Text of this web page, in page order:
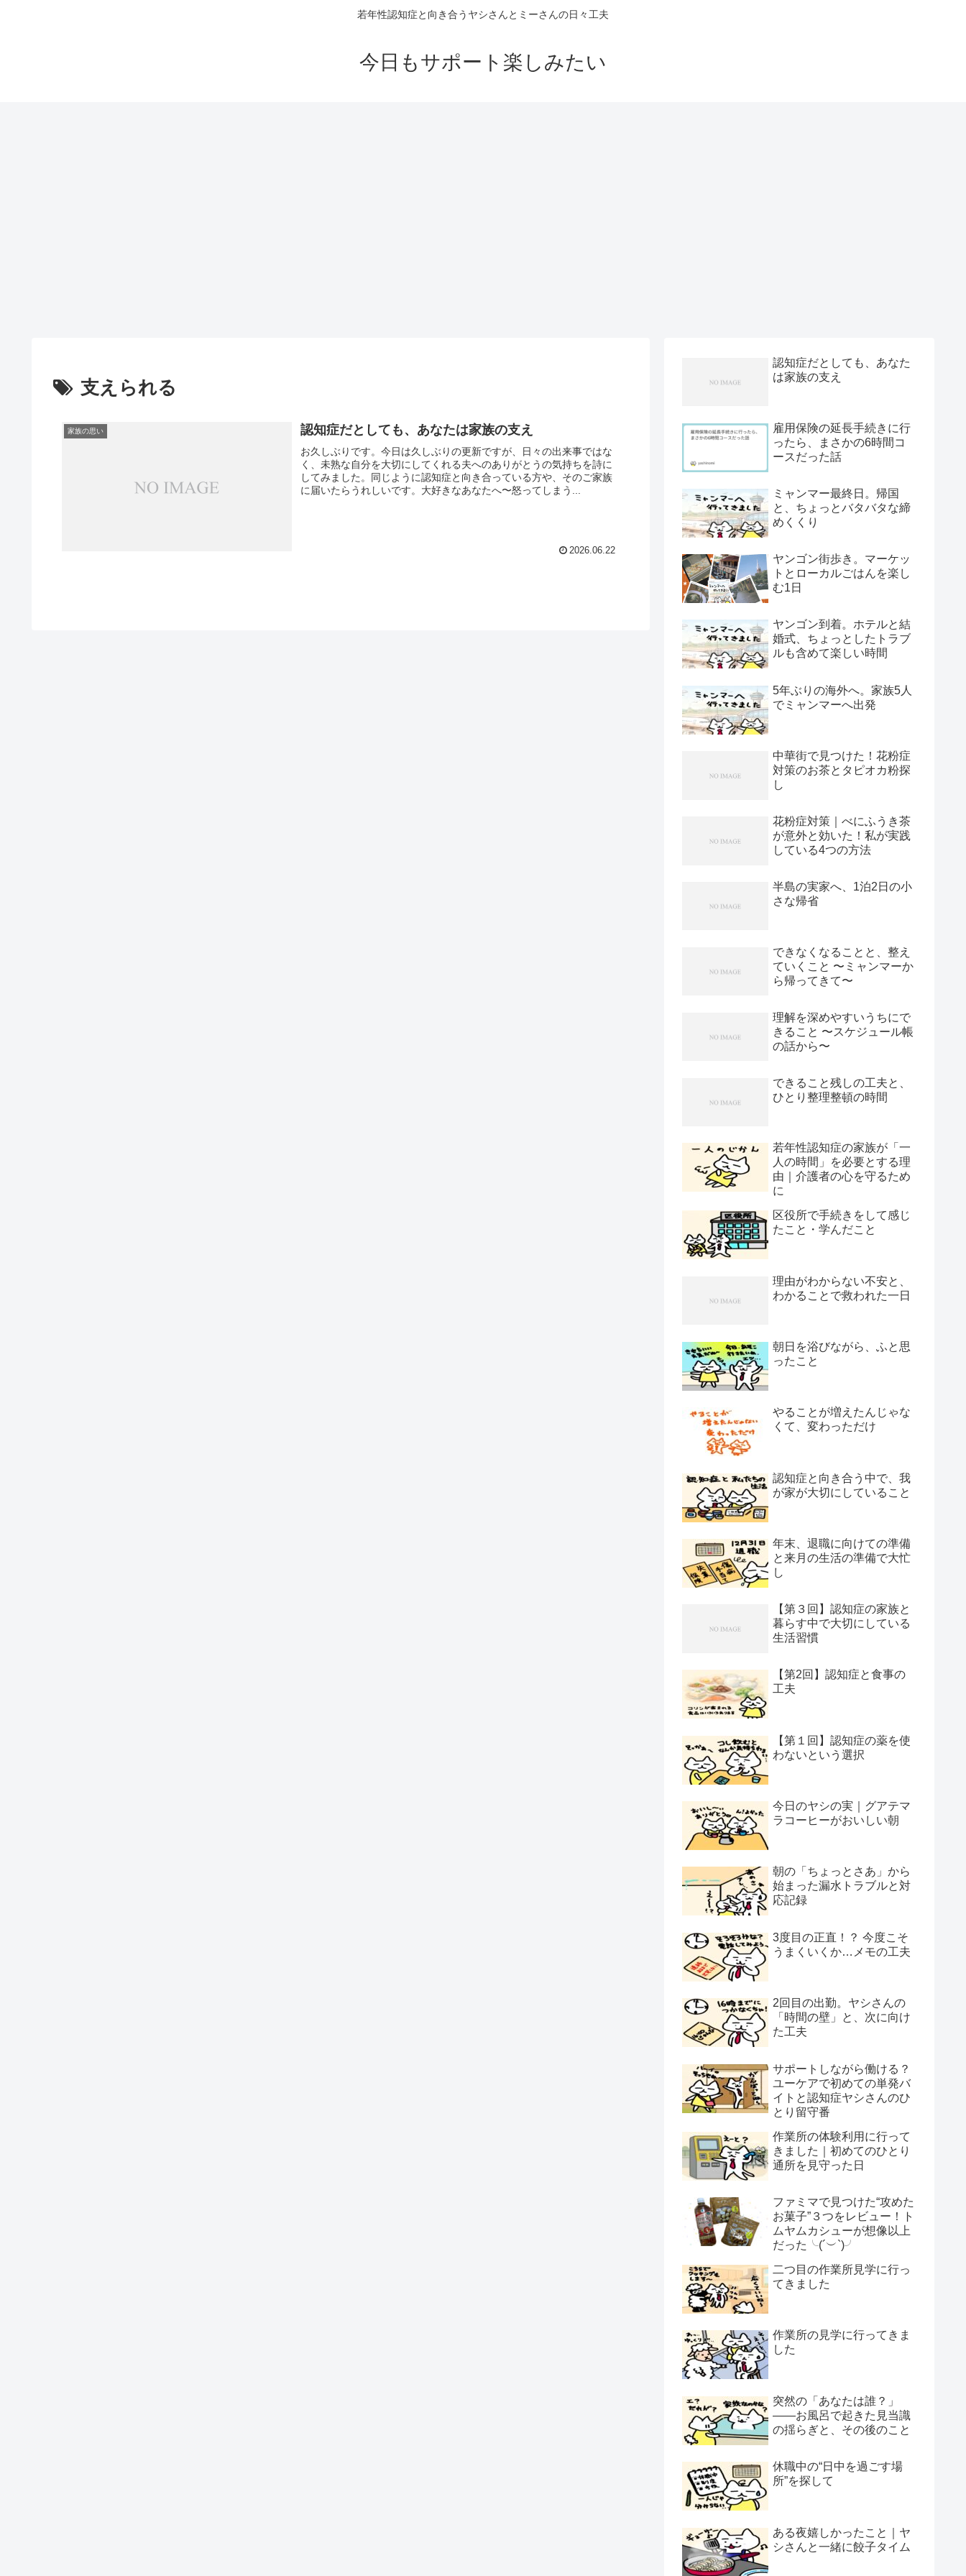
若年性認知症と向き合うヤシさんとミーさんの日々工夫
今日もサポート楽しみたい
支えられる
家族の思い 認知症だとしても、あなたは家族の支え
お久しぶりです。今日は久しぶりの更新ですが、日々の出来事ではな
く、未熟な自分を大切にしてくれる夫へのありがとうの気持ちを詩に
してみました。同じように認知症と向き合っている方や、そのご家族
に届いたらうれしいです。大好きなあなたへ〜怒ってしまう...
2026.06.22
認知症だとしても、あなた
は家族の支え
雇用保険の延長手続きに行
ったら、まさかの6時間コ
ースだった話
ミャンマー最終日。帰国
と、ちょっとバタバタな締
めくくり
ヤンゴン街歩き。マーケッ
トとローカルごはんを楽し
む1日
ヤンゴン到着。ホテルと結
婚式、ちょっとしたトラブ
ルも含めて楽しい時間
5年ぶりの海外へ。家族5人
でミャンマーへ出発
中華街で見つけた！花粉症
対策のお茶とタピオカ粉探
し
花粉症対策｜べにふうき茶
が意外と効いた！私が実践
している4つの方法
半島の実家へ、1泊2日の小
さな帰省
できなくなることと、整え
ていくこと 〜ミャンマーか
ら帰ってきて〜
理解を深めやすいうちにで
きること 〜スケジュール帳
の話から〜
できること残しの工夫と、
ひとり整理整頓の時間
若年性認知症の家族が「一
人の時間」を必要とする理
由｜介護者の心を守るため
に
区役所で手続きをして感じ
たこと・学んだこと
理由がわからない不安と、
わかることで救われた一日
朝日を浴びながら、ふと思
ったこと
やることが増えたんじゃな
くて、変わっただけ
認知症と向き合う中で、我
が家が大切にしていること
年末、退職に向けての準備
と来月の生活の準備で大忙
し
【第３回】認知症の家族と
暮らす中で大切にしている
生活習慣
【第2回】認知症と食事の
工夫
【第１回】認知症の薬を使
わないという選択
今日のヤシの実｜グアテマ
ラコーヒーがおいしい朝
朝の「ちょっとさあ」から
始まった漏水トラブルと対
応記録
3度目の正直！？ 今度こそ
うまくいくか…メモの工夫
2回目の出勤。ヤシさんの
「時間の壁」と、次に向け
た工夫
サポートしながら働ける？
ユーケアで初めての単発バ
イトと認知症ヤシさんのひ
とり留守番
作業所の体験利用に行って
きました｜初めてのひとり
通所を見守った日
ファミマで見つけた“攻めた
お菓子”３つをレビュー！ト
ムヤムカシューが想像以上
だった╰(´︶`)╯
二つ目の作業所見学に行っ
てきました
作業所の見学に行ってきま
した
突然の「あなたは誰？」
——お風呂で起きた見当識
の揺らぎと、その後のこと
休職中の“日中を過ごす場
所”を探して
ある夜嬉しかったこと｜ヤ
シさんと一緒に餃子タイム